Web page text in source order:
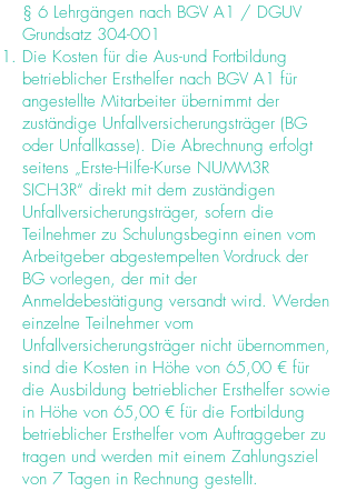
§ 6 Lehrgängen nach BGV A1 / DGUV
Grundsatz 304-001
Die Kosten für die Aus-und Fortbildung
betrieblicher Ersthelfer nach BGV A1 für
angestellte Mitarbeiter übernimmt der
zuständige Unfallversicherungsträger (BG
oder Unfallkasse). Die Abrechnung erfolgt
seitens „Erste-Hilfe-Kurse NUMM3R
SICH3R“ direkt mit dem zuständigen
Unfallversicherungsträger, sofern die
Teilnehmer zu Schulungsbeginn einen vom
Arbeitgeber abgestempelten Vordruck der
BG vorlegen, der mit der
Anmeldebestätigung versandt wird. Werden
einzelne Teilnehmer vom
Unfallversicherungsträger nicht übernommen,
sind die Kosten in Höhe von 65,00 € für
die Ausbildung betrieblicher Ersthelfer sowie
in Höhe von 65,00 € für die Fortbildung
betrieblicher Ersthelfer vom Auftraggeber zu
tragen und werden mit einem Zahlungsziel
von 7 Tagen in Rechnung gestellt.